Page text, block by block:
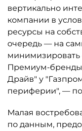
вертикально
компании в
ресурсы на
очередь — на
минимизировать
Премиум-бренды
Драйв" у
периферии", —
Малая
по данным,